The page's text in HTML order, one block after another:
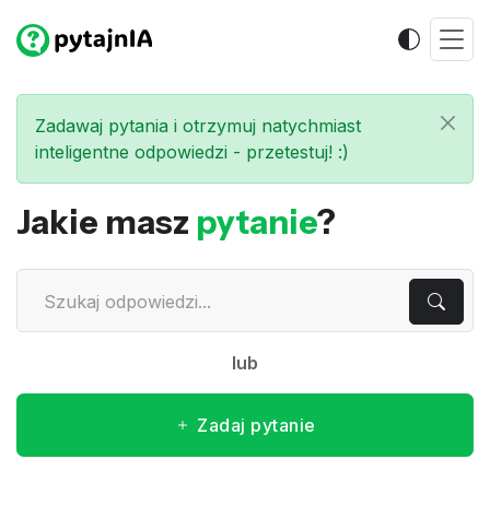
Zadawaj pytania i otrzymuj natychmiast
inteligentne odpowiedzi - przetestuj! :)
Jakie masz pytanie?
lub
Zadaj pytanie